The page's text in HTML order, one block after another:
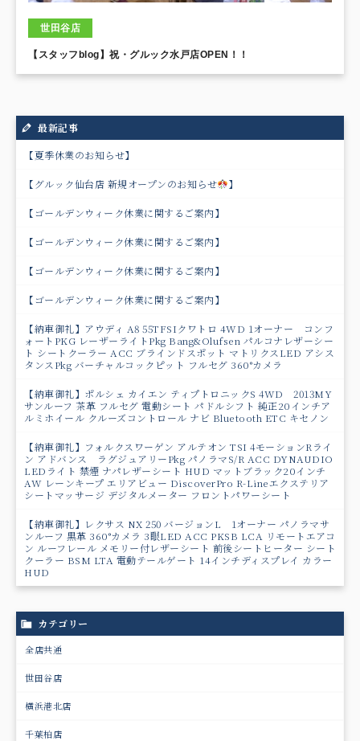
世田谷店
【スタッフblog】祝・グルック水戸店OPEN！！
最新記事
【夏季休業のお知らせ】
【グルック仙台店 新規オープンのお知らせ 】
【ゴールデンウィーク休業に関するご案内】
【ゴールデンウィーク休業に関するご案内】
【ゴールデンウィーク休業に関するご案内】
【ゴールデンウィーク休業に関するご案内】
【納車御礼】アウディ A8 55TFSIクワトロ 4WD 1オーナー コンフ
ォートPKG レーザーライトPkg Bang&Olufsen パルコナレザーシー
ト シートクーラー ACC ブラインドスポット マトリクスLED アシス
タンスPkg バーチャルコックピット フルセグ 360°カメラ
【納車御礼】ポルシェ カイエン ティプトロニックS 4WD 2013MY
サンルーフ 茶革 フルセグ 電動シート パドルシフト 純正20インチア
ルミホイール クルーズコントロール ナビ Bluetooth ETC キセノン
【納車御礼】フォルクスワーゲン アルテオン TSI 4モーションRライ
ン アドバンス ラグジュアリーPkg パノラマS/R ACC DYNAUDIO
LEDライト 禁煙 ナパレザーシート HUD マットブラック20インチ
AW レーンキープ エリアビュー DiscoverPro R-Lineエクステリア
シートマッサージ デジタルメーター フロントパワーシート
【納車御礼】レクサス NX 250 バージョンL 1オーナー パノラマサ
ンルーフ 黒革 360°カメラ 3眼LED ACC PKSB LCA リモートエアコ
ン ルーフレール メモリー付レザーシート 前後シートヒーター シート
クーラー BSM LTA 電動テールゲート 14インチディスプレイ カラー
HUD
カテゴリー
全店共通
世田谷店
横浜港北店
千葉柏店